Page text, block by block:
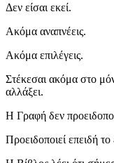
Δεν είσαι εκεί.
Ακόμα αναπνέεις.
Ακόμα επιλέγεις.
Στέκεσαι ακόμα στο
αλλάξει.
Η Γραφή δεν
Προειδοποιεί επειδή